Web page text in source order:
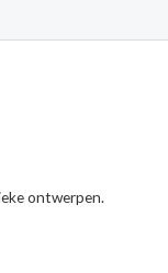
ontwerpen.